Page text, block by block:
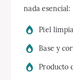
nada esencial:
Piel
Base y
Producto